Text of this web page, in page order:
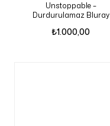
Unstoppable –
Durdurulamaz Bluray
₺1.000,00